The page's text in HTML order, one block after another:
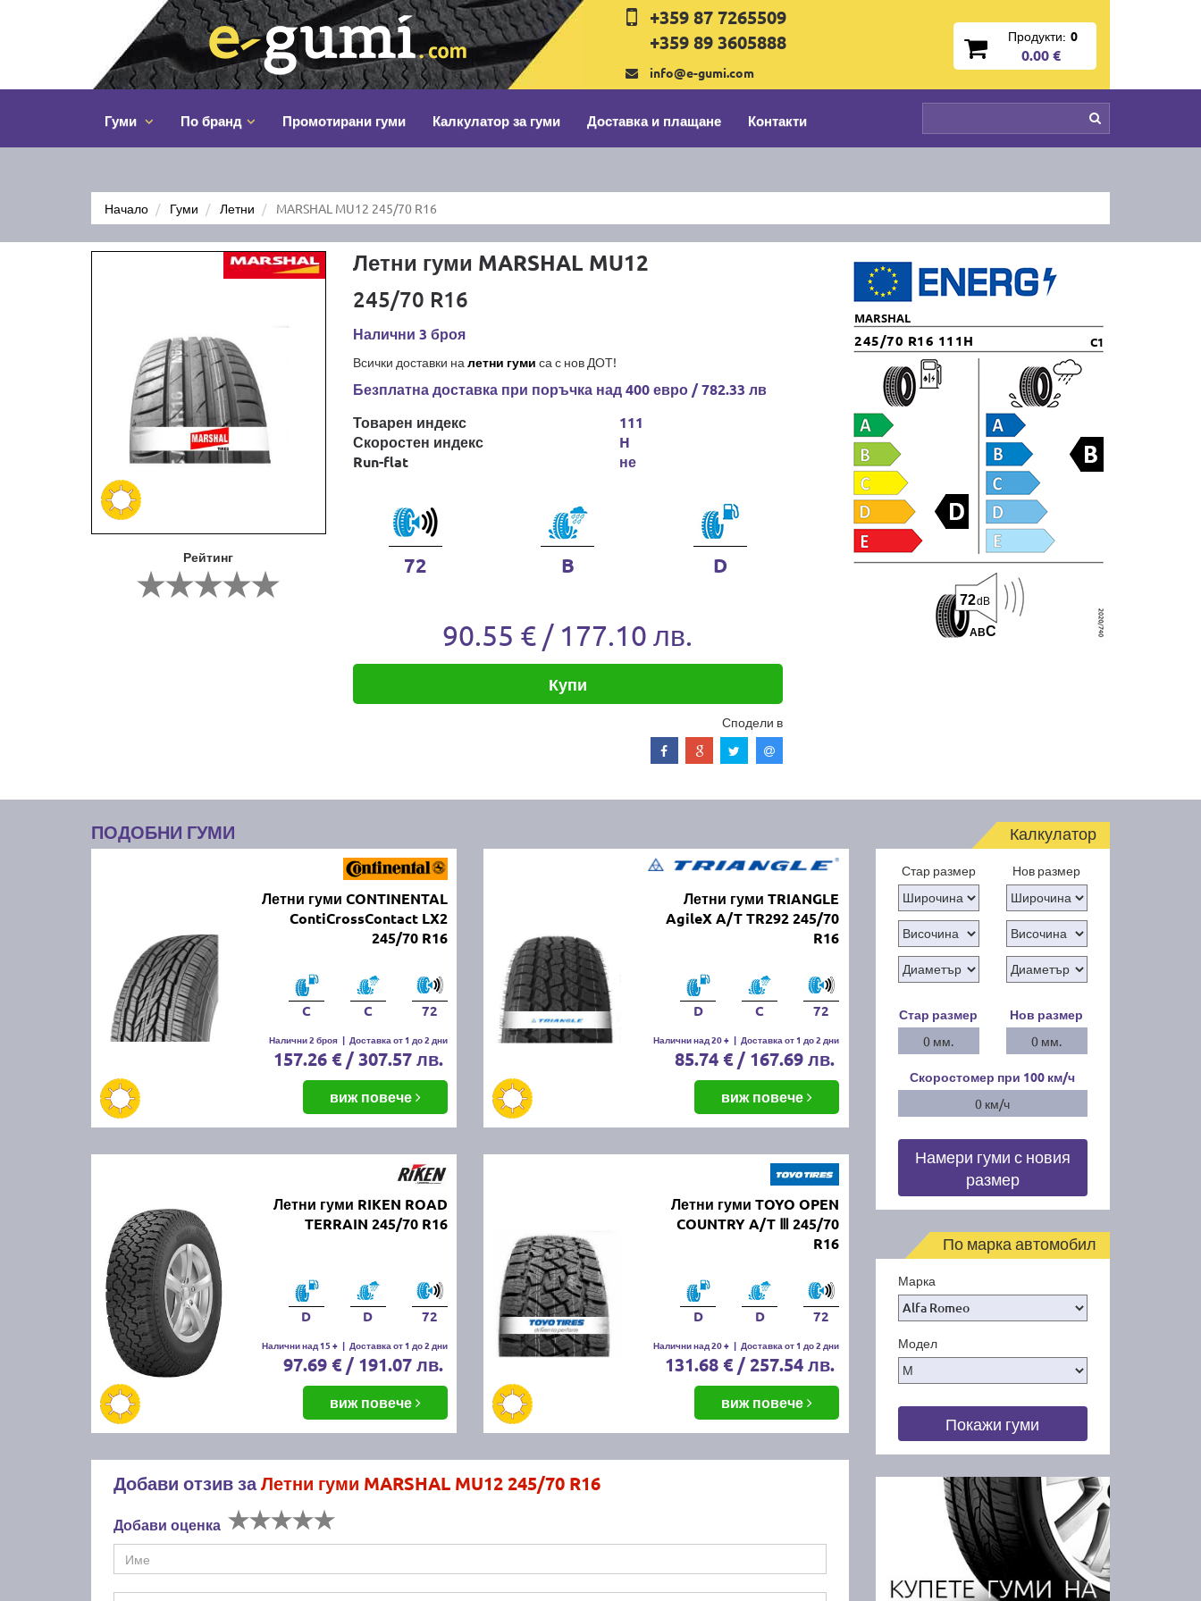
+359 87 7265509
+359 89 3605888
info@e-gumi.com
Продукти: 0
0.00 €
Гуми По бранд Промотирани гуми Калкулатор за гуми Доставка и плащане Контакти
Начало Гуми Летни MARSHAL MU12 245/70 R16
Рейтинг
Летни гуми MARSHAL MU12
245/70 R16
Налични 3 броя
Всички доставки на летни гуми са с нов ДОТ!
Безплатна доставка при поръчка над 400 евро / 782.33 лв
Товарен индекс
Скоростен индекс
Run-flat
111
H
не
72 B D
90.55 € / 177.10 лв.
Купи
Сподели в
MARSHAL
245/70 R16 111H C1
ABC
72dB
ПОДОБНИ ГУМИ
Летни гуми CONTINENTAL
ContiCrossContact LX2
245/70 R16
C C 72
Налични 2 броя | Доставка от 1 до 2 дни
157.26 € / 307.57 лв.
виж повече
Летни гуми TRIANGLE
AgileX A/T TR292 245/70
R16
D C 72
Налични над 20 + | Доставка от 1 до 2 дни
85.74 € / 167.69 лв.
виж повече
Летни гуми RIKEN ROAD
TERRAIN 245/70 R16
D D 72
Налични над 15 + | Доставка от 1 до 2 дни
97.69 € / 191.07 лв.
виж повече
Летни гуми TOYO OPEN
COUNTRY A/T Ⅲ 245/70
R16
D D 72
Налични над 20 + | Доставка от 1 до 2 дни
131.68 € / 257.54 лв.
виж повече
Добави отзив заЛетни гуми MARSHAL MU12 245/70 R16
Добави оценка
Калкулатор
Стар размер Нов размер
Стар размер
0 мм.
Нов размер
0 мм.
Скоростомер при 100 км/ч
0 км/ч
Намери гуми с новия
размер
По марка автомобил
Марка
Модел
Покажи гуми